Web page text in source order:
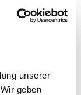
unserer
geben